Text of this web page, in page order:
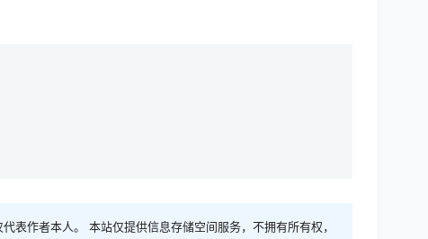
表作者本人。 本站仅提供信息存储空间服务，不拥有所有权，